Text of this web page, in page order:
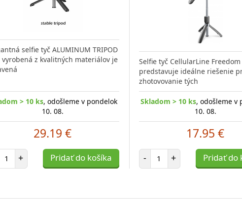
selfie tyč ALUMINUM TRIPOD
vyrobená z kvalitných materiálov je
> 10 ks, odošleme v pondelok
10. 08.
29.19 €
Počet položiek
+ Pridať do košíka
Selfie tyč CellularLine Freedom
predstavuje ideálne riešenie
zhotovovanie tých
Skladom > 10 ks, odošleme v
10. 08.
17.95 €
- Počet položiek
+ Pridať do